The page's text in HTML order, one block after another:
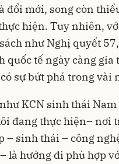
đổi mới, song còn
hiện. Tuy nhiên,
như Nghị quyết
quốc tế ngày càng gia
sự bứt phá trong vài
KCN sinh thái Nam
đang thực hiện– nơi
– sinh thái – công
là hướng đi phù hợp